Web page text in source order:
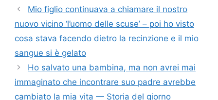
Mio figlio continuava a chiamare il nostro
nuovo vicino ‘l’uomo delle scuse’ – poi ho visto
cosa stava facendo dietro la recinzione e il mio
sangue si è gelato
Ho salvato una bambina, ma non avrei mai
immaginato che incontrare suo padre avrebbe
cambiato la mia vita — Storia del giorno